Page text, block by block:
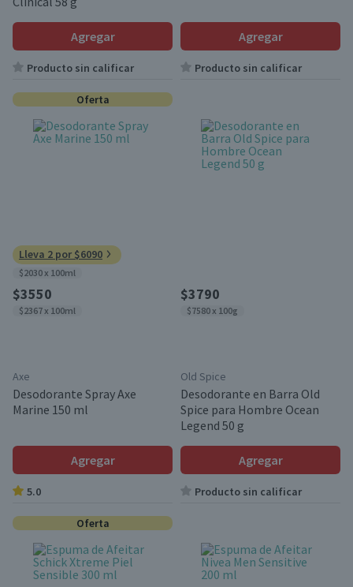
Agregar
Producto sin calificar
Agregar
Producto sin calificar
Oferta
Lleva 2 por $6090
$2030 x 100ml
$3550
$2367 x 100ml
Axe
Desodorante Spray Axe
Marine 150 ml
Agregar
5.0
$3790
$7580 x 100g
Old Spice
Desodorante en Barra Old
Spice para Hombre Ocean
Legend 50 g
Agregar
Producto sin calificar
Oferta